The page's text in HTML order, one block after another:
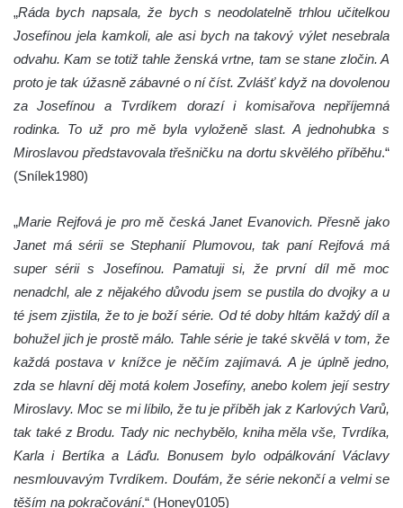
„Ráda bych napsala, že bych s neodolatelně trhlou učitelkou
Josefínou jela kamkoli, ale asi bych na takový výlet nesebrala
odvahu. Kam se totiž tahle ženská vrtne, tam se stane zločin. A
proto je tak úžasně zábavné o ní číst. Zvlášť když na dovolenou
za Josefínou a Tvrdíkem dorazí i komisařova nepříjemná
rodinka. To už pro mě byla vyloženě slast. A jednohubka s
Miroslavou představovala třešničku na dortu skvělého příběhu.“
(Snílek1980)
„Marie Rejfová je pro mě česká Janet Evanovich. Přesně jako
Janet má sérii se Stephanií Plumovou, tak paní Rejfová má
super sérii s Josefínou. Pamatuji si, že první díl mě moc
nenadchl, ale z nějakého důvodu jsem se pustila do dvojky a u
té jsem zjistila, že to je boží série. Od té doby hltám každý díl a
bohužel jich je prostě málo. Tahle série je také skvělá v tom, že
každá postava v knížce je něčím zajímavá. A je úplně jedno,
zda se hlavní děj motá kolem Josefíny, anebo kolem její sestry
Miroslavy. Moc se mi líbilo, že tu je příběh jak z Karlových Varů,
tak také z Brodu. Tady nic nechybělo, kniha měla vše, Tvrdíka,
Karla i Bertíka a Láďu. Bonusem bylo odpálkování Václavy
nesmlouvavým Tvrdíkem. Doufám, že série nekončí a velmi se
těším na pokračování.“ (Honey0105)